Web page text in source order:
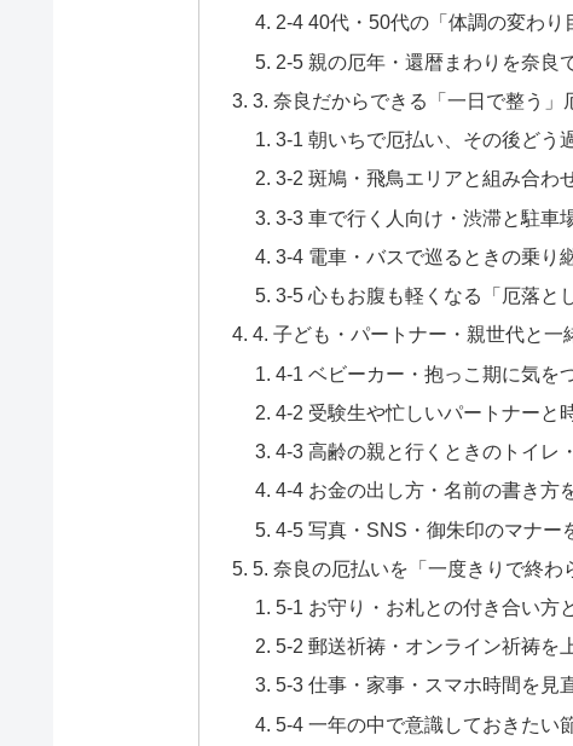
2-4 40代・50代の「体調の変わ
2-5 親の厄年・還暦まわりを奈良
3. 奈良だからできる「一日で整う」
3-1 朝いちで厄払い、その後どう
3-2 斑鳩・飛鳥エリアと組み合わ
3-3 車で行く人向け・渋滞と駐車
3-4 電車・バスで巡るときの乗り
3-5 心もお腹も軽くなる「厄落と
4. 子ども・パートナー・親世代と
4-1 ベビーカー・抱っこ期に気を
4-2 受験生や忙しいパートナーと
4-3 高齢の親と行くときのトイレ
4-4 お金の出し方・名前の書き方
4-5 写真・SNS・御朱印のマナー
5. 奈良の厄払いを「一度きりで終わ
5-1 お守り・お札との付き合い方
5-2 郵送祈祷・オンライン祈祷を
5-3 仕事・家事・スマホ時間を見
5-4 一年の中で意識しておきたい